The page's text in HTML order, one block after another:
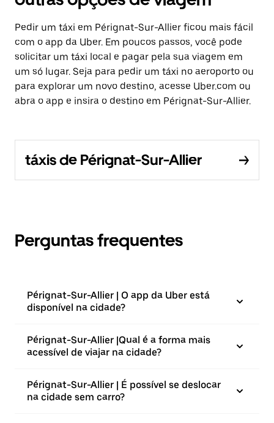
Pedir um táxi em Pérignat-Sur-Allier ficou mais fácil
com o app da Uber. Em poucos passos, você pode
solicitar um táxi local e pagar pela sua viagem em
um só lugar. Seja para pedir um táxi no aeroporto ou
para explorar um novo destino, acesse Uber.com ou
abra o app e insira o destino em Pérignat-Sur-Allier.
táxis de Pérignat-Sur-Allier
Perguntas frequentes
Pérignat-Sur-Allier | O app da Uber está
disponível na cidade?
Pérignat-Sur-Allier |⁠Qual é a forma mais
acessível de viajar na cidade?
Pérignat-Sur-Allier | É possível se deslocar
na cidade sem carro?